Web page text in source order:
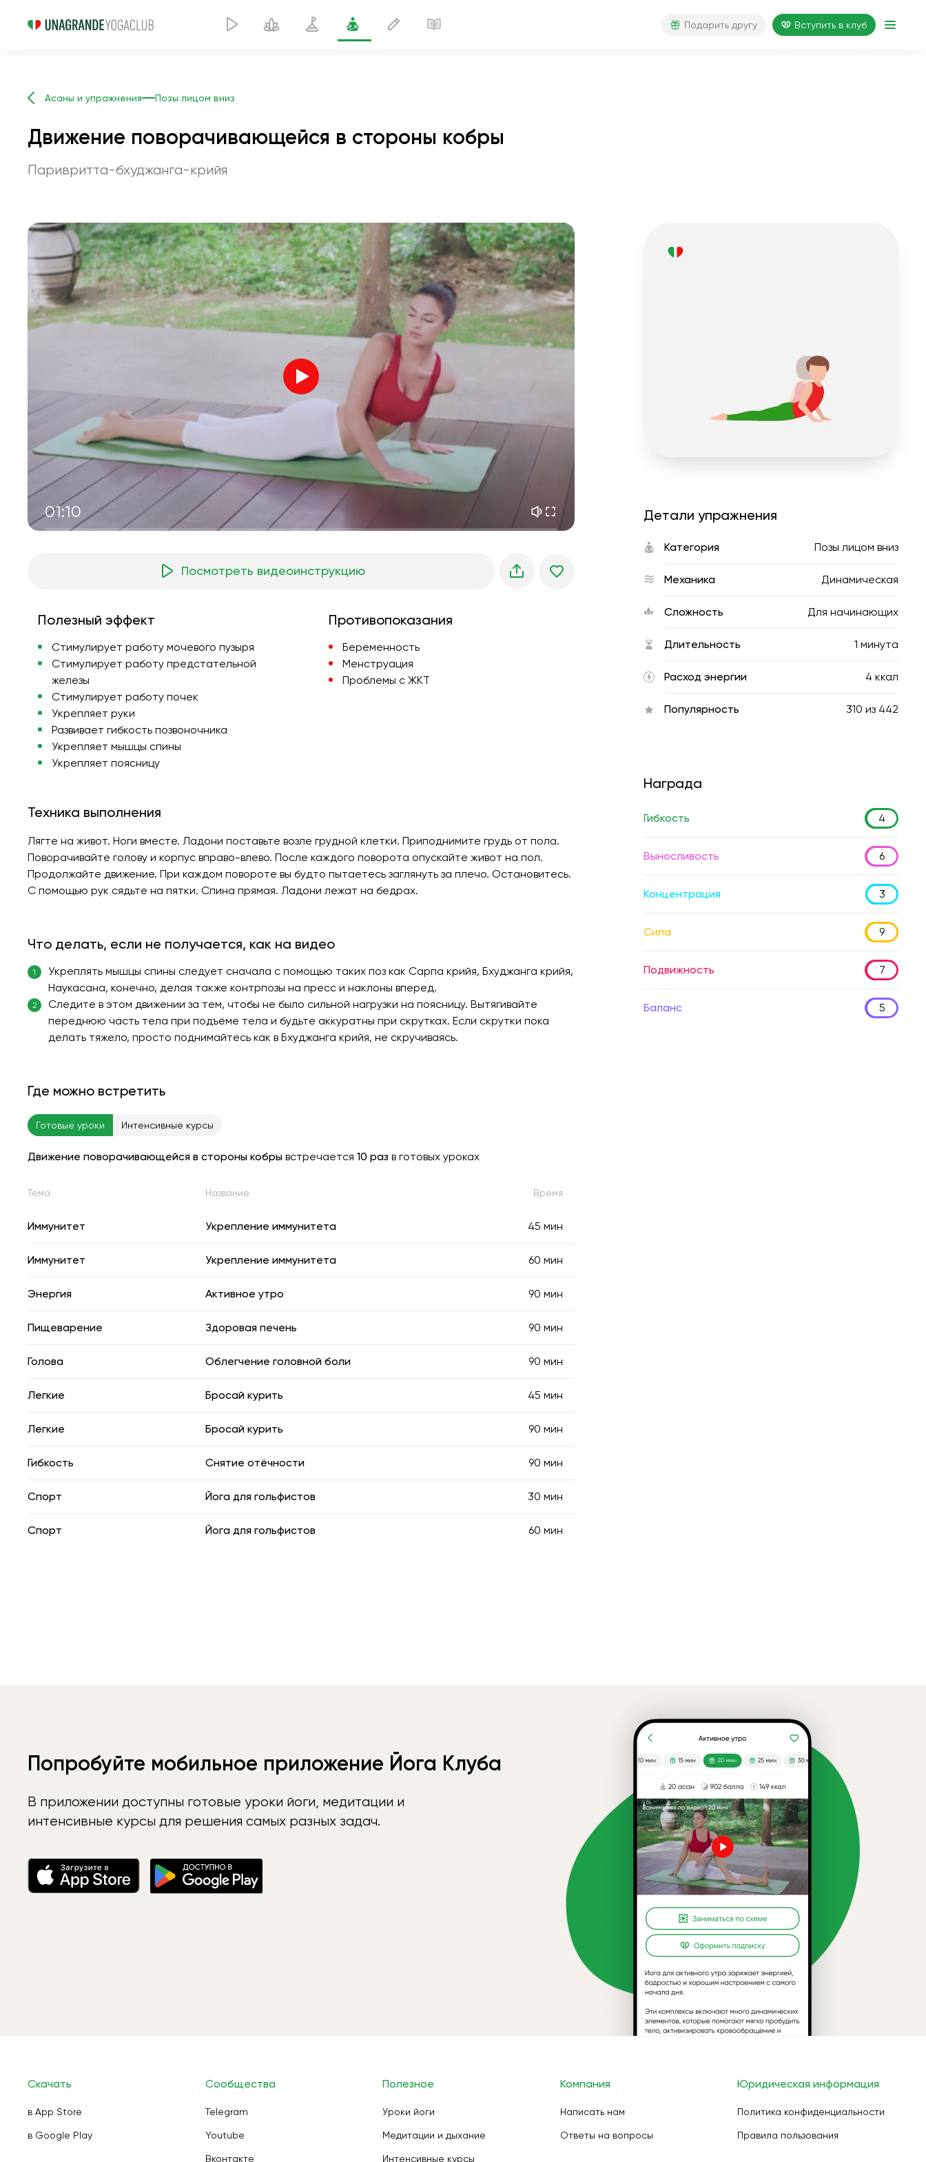
Подарить другу Вступить в клуб
Асаны и упражнения Позы лицом вниз
Движение поворачивающейся в стороны кобры
Паривритта-бхуджанга-крийя
01:10
Голос инструктора
полёт души 01:44
внутренний покой 01:27
утренние грёзы 01:34
лесная прохлада
летний дождь
горная тишина 02:00
морской бриз 02:00
голос ветра
Посмотреть видеоинструкцию
Полезный эффект
Стимулирует работу мочевого пузыря
Стимулирует работу предстательной
железы
Стимулирует работу почек
Укрепляет руки
Развивает гибкость позвоночника
Укрепляет мышцы спины
Укрепляет поясницу
Противопоказания
Беременность
Менструация
Проблемы с ЖКТ
Техника выполнения
Лягте на живот. Ноги вместе. Ладони поставьте возле грудной клетки. Приподнимите грудь от пола.
Поворачивайте голову и корпус вправо-влево. После каждого поворота опускайте живот на пол.
Продолжайте движение. При каждом повороте вы будто пытаетесь заглянуть за плечо. Остановитесь.
С помощью рук сядьте на пятки. Спина прямая. Ладони лежат на бедрах.
Что делать, если не получается, как на видео
1
Укреплять мышцы спины следует сначала с помощью таких поз как Сарпа крийя, Бхуджанга крийя,
Наукасана, конечно, делая также контрпозы на пресс и наклоны вперед.
2
Следите в этом движении за тем, чтобы не было сильной нагрузки на поясницу. Вытягивайте
переднюю часть тела при подъёме тела и будьте аккуратны при скрутках. Если скрутки пока
делать тяжело, просто поднимайтесь как в Бхуджанга крийя, не скручиваясь.
Где можно встретить
Готовые уроки Интенсивные курсы
Движение поворачивающейся в стороны кобры встречается 10 раз в готовых уроках
Тема Название Время
Иммунитет Укрепление иммунитета 45 мин
Иммунитет Укрепление иммунитета 60 мин
Энергия Активное утро 90 мин
Пищеварение Здоровая печень 90 мин
Голова Облегчение головной боли 90 мин
Легкие Бросай курить 45 мин
Легкие Бросай курить 90 мин
Гибкость Снятие отёчности 90 мин
Спорт Йога для гольфистов 30 мин
Спорт Йога для гольфистов 60 мин
Детали упражнения
Категория Позы лицом вниз
Механика Динамическая
Сложность Для начинающих
Длительность 1 минута
Расход энергии 4 ккал
Популярность 310 из 442
Награда
Гибкость 4
Выносливость 6
Концентрация 3
Сила 9
Подвижность 7
Баланс 5
Попробуйте мобильное приложение Йога Клуба
В приложении доступны готовые уроки йоги, медитации и
интенсивные курсы для решения самых разных задач.
Скачать
в App Store
в Google Play
Сообщества
Telegram
Youtube
Вконтакте
Полезное
Уроки йоги
Медитации и дыхание
Интенсивные курсы
Компания
Написать нам
Ответы на вопросы
Юридическая информация
Политика конфиденциальности
Правила пользования